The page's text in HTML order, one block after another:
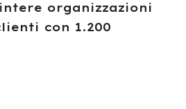
organizzazioni
con 1.200